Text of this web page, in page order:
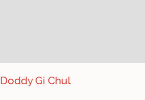
Doddy Gi Chul